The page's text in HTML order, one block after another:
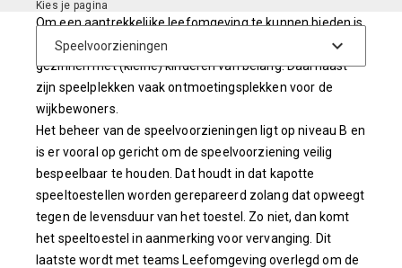
Om een aantrekkelijke leefomgeving te kunnen bieden is
de aanwezigheid van speelplekken met name voor
gezinnen met (kleine) kinderen van belang. Daarnaast
zijn speelplekken vaak ontmoetingsplekken voor de
wijkbewoners.
Het beheer van de speelvoorzieningen ligt op niveau B en
is er vooral op gericht om de speelvoorziening veilig
bespeelbaar te houden. Dat houdt in dat kapotte
speeltoestellen worden gerepareerd zolang dat opweegt
tegen de levensduur van het toestel. Zo niet, dan komt
het speeltoestel in aanmerking voor vervanging. Dit
laatste wordt met teams Leefomgeving overlegd om de